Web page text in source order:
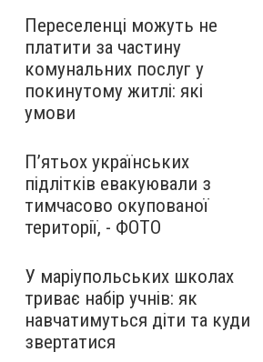
Переселенці можуть не
платити за частину
комунальних послуг у
покинутому житлі: які
умови
П’ятьох українських
підлітків евакуювали з
тимчасово окупованої
території, - ФОТО
У маріупольських школах
триває набір учнів: як
навчатимуться діти та куди
звертатися